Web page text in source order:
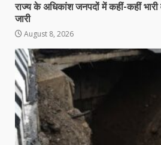
राज्य के अधिकांश जनपदों में कहीं-कहीं भारी
जारी
August 8, 2026